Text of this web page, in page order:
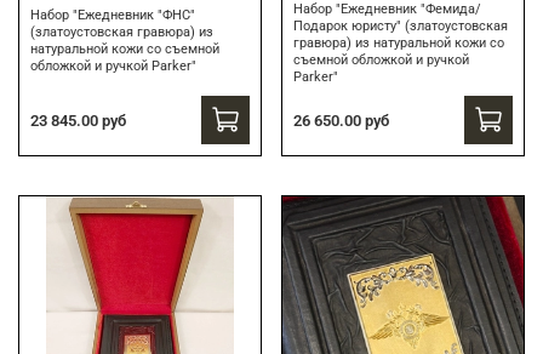
Набор "Ежедневник "ФНС"
(златоустовская гравюра) из
натуральной кожи со съемной
обложкой и ручкой Parker"
23 845.00 руб
Набор "Ежедневник "Фемида/
Подарок юристу" (златоустовская
гравюра) из натуральной кожи со
съемной обложкой и ручкой
Parker"
26 650.00 руб